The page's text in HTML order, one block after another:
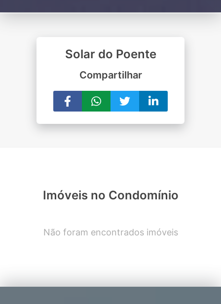
Solar do Poente
Compartilhar
Imóveis no Condomínio
Não foram encontrados imóveis